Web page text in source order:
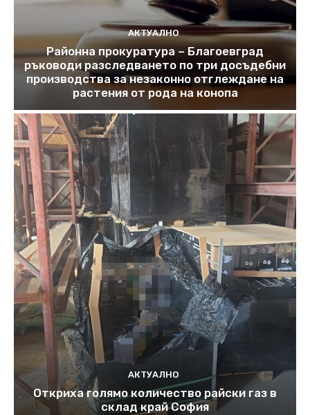
АКТУАЛНО
Районна прокуратура – Благоевград
ръководи разследването по три досъдебни
производства за незаконно отглеждане на
растения от рода на конопа
АКТУАЛНО
Откриха голямо количество райски газ в
склад край София